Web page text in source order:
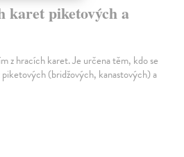
karet piketových a
z hracích karet. Je určena těm, kdo se
(bridžových, kanastových) a